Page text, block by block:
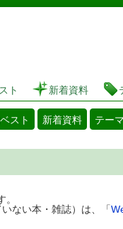
港区立図書館 蔵書検索・
ト 新着資料
スト 新着資料 テー
ない本・雑誌）は、「